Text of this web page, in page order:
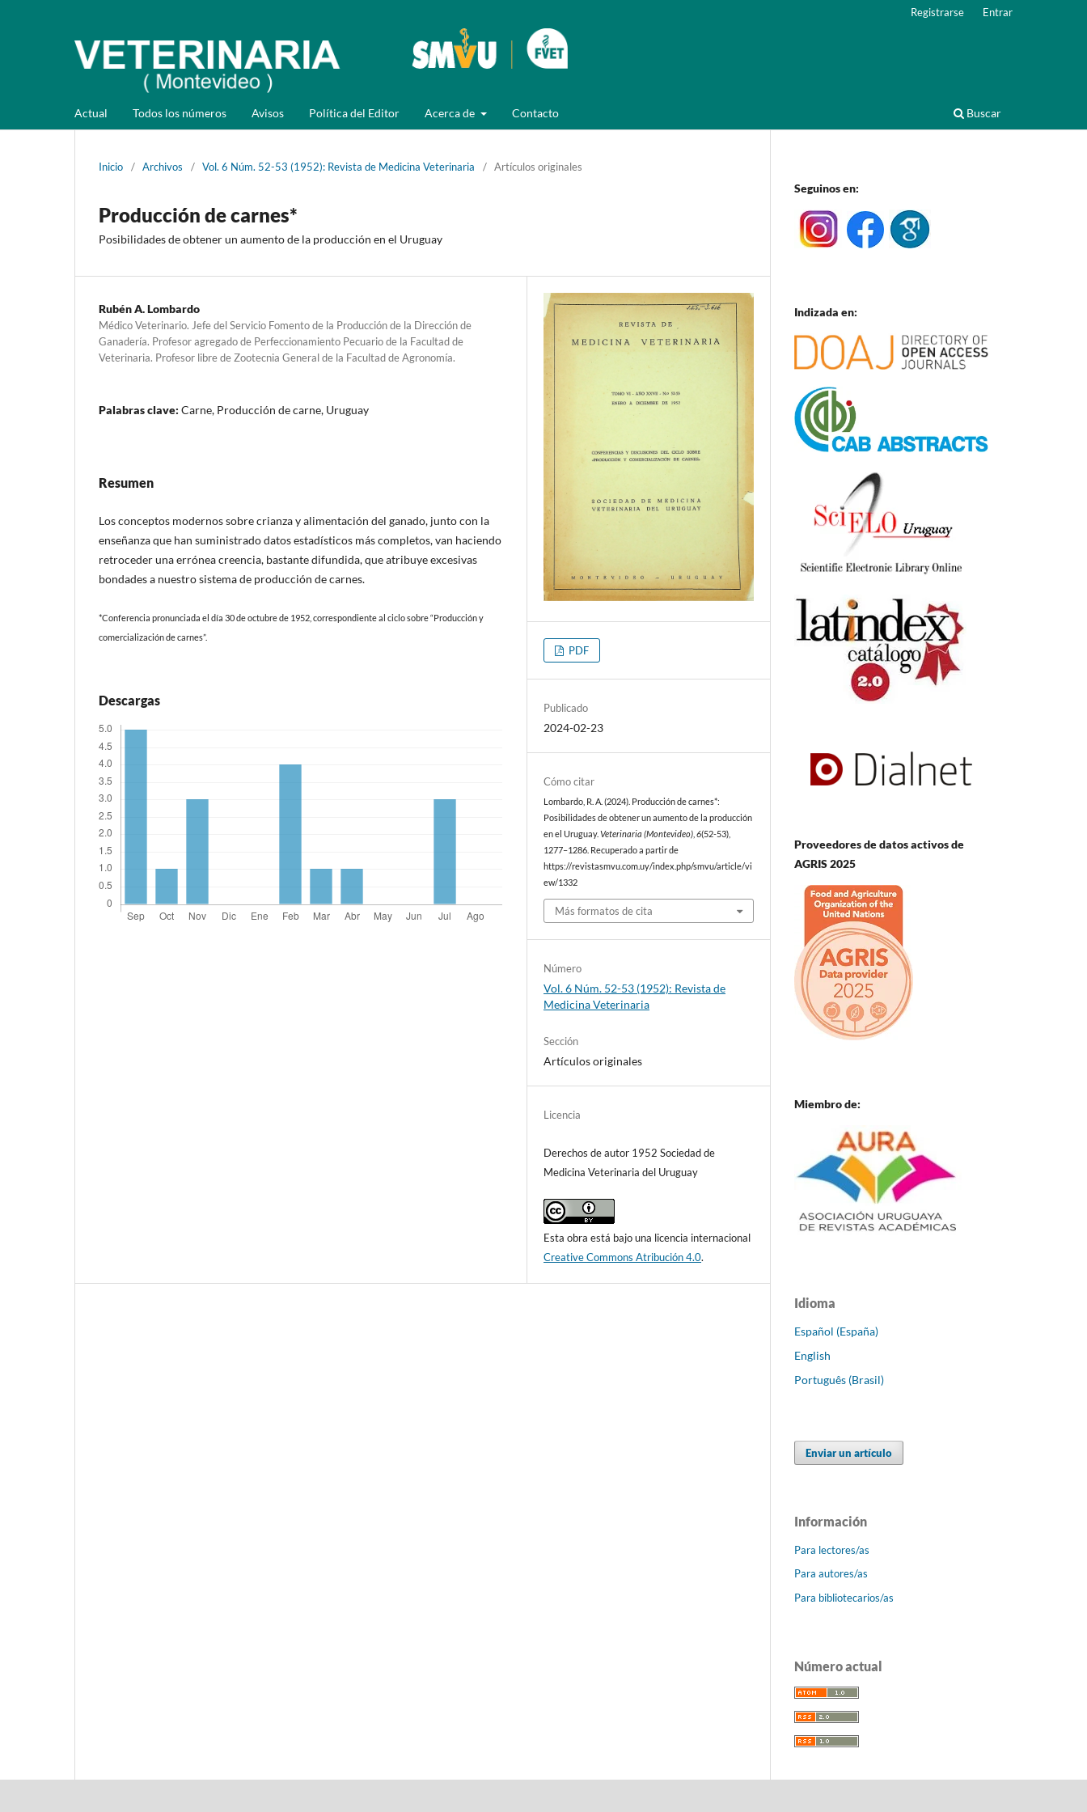
Actual Todos los números Avisos Política del Editor Acerca de Contacto Buscar
Registrarse Entrar
Inicio / Archivos / Vol. 6 Núm. 52-53 (1952): Revista de Medicina Veterinaria / Artículos originales
Producción de carnes*
Posibilidades de obtener un aumento de la producción en el Uruguay
Rubén A. Lombardo
Médico Veterinario. Jefe del Servicio Fomento de la Producción de la Dirección de
Ganadería. Profesor agregado de Perfeccionamiento Pecuario de la Facultad de
Veterinaria. Profesor libre de Zootecnia General de la Facultad de Agronomía.
Palabras clave: Carne, Producción de carne, Uruguay
Resumen
Los conceptos modernos sobre crianza y alimentación del ganado, junto con la
enseñanza que han suministrado datos estadísticos más completos, van haciendo
retroceder una errónea creencia, bastante difundida, que atribuye excesivas
bondades a nuestro sistema de producción de carnes.
*Conferencia pronunciada el día 30 de octubre de 1952, correspondiente al ciclo sobre “Producción y
comercialización de carnes”.
Descargas
PDF
Publicado
2024-02-23
Cómo citar
Lombardo, R. A. (2024). Producción de carnes*:
Posibilidades de obtener un aumento de la producción
en el Uruguay.Veterinaria (Montevideo) ,6(52-53),
1277–1286. Recuperado a partir de
https://revistasmvu.com.uy/index.php/smvu/article/vi
ew/1332
Más formatos de cita
Número
Vol. 6 Núm. 52-53 (1952): Revista de
Medicina Veterinaria
Sección
Artículos originales
Licencia
Derechos de autor 1952 Sociedad de
Medicina Veterinaria del Uruguay
Esta obra está bajo una licencia internacional
Creative Commons Atribución 4.0.
Seguinos en:
Indizada en:
Proveedores de datos activos de
AGRIS 2025
Miembro de:
Idioma
Español (España)
English
Português (Brasil)
Enviar un artículo
Información
Para lectores/as
Para autores/as
Para bibliotecarios/as
Número actual